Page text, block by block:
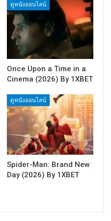
ดูหนังออนไลน์
Once Upon a Time in a
Cinema (2026) By 1XBET
ดูหนังออนไลน์
Spider-Man: Brand New
Day (2026) By 1XBET